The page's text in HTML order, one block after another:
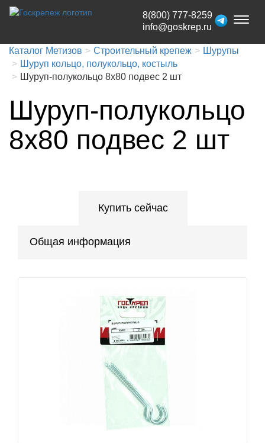
Toggle
8(800) 777-8259
info@goskrep.ru
Каталог Метизов Строительный крепеж
Шурупы
Шуруп кольцо, полукольцо, костыль
Шуруп-полукольцо 8х80 подвес 2 шт
Шуруп-полукольцо
8х80 подвес 2 шт
Купить сейчас
Общая информация